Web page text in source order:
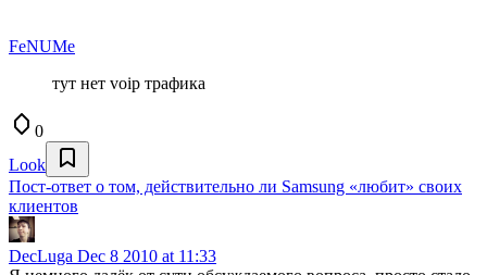
FeNUMe
тут нет voip трафика
0
Look
Пост-ответ о том, действительно ли Samsung «любит» своих
клиентов
DecLuga Dec 8 2010 at 11:33